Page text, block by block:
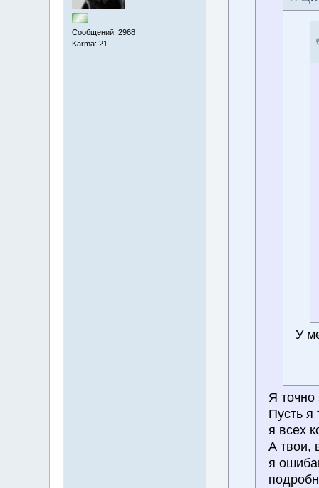
Сообщений: 2968
Karma: 21
У
Я точно
Пусть я
я всех
А твои,
я